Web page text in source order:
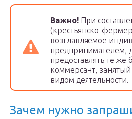
Важно! При
(крестьянско-
возглавляемое
предпринимателем,
предоставлять те же
коммерсант,
видом деятельности.
Зачем нужно